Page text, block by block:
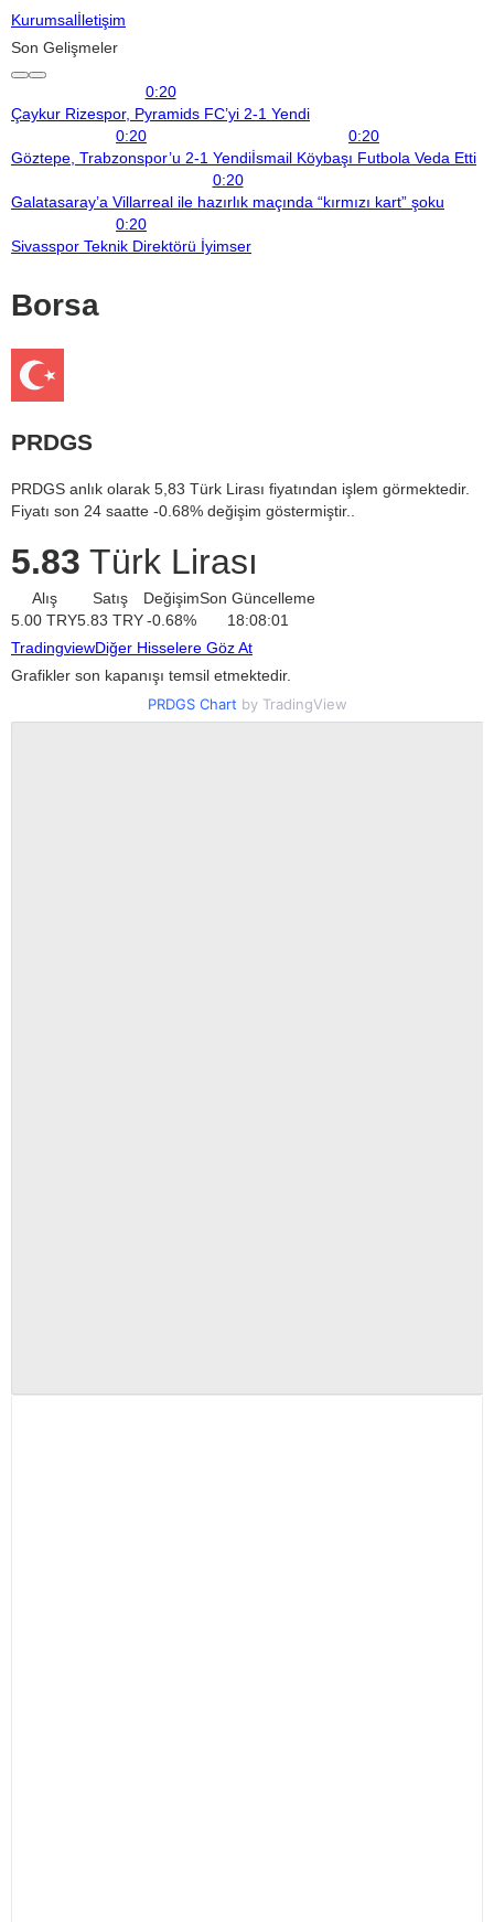
Kurumsalİletişim
Son Gelişmeler
0:20
Çaykur Rizespor, Pyramids FC’yi 2-1 Yendi
0:20
Göztepe, Trabzonspor’u 2-1 Yendi
0:20
İsmail Köybaşı Futbola Veda Etti
0:20
Galatasaray’a Villarreal ile hazırlık maçında “kırmızı kart” şoku
0:20
Sivasspor Teknik Direktörü İyimser
Borsa
PRDGS
PRDGS anlık olarak 5,83 Türk Lirası fiyatından işlem görmektedir.
Fiyatı son 24 saatte -0.68% değişim göstermiştir..
5.83 Türk Lirası
Alış
5.00 TRY
Satış
5.83 TRY
Değişim
-0.68%
Son Güncelleme
18:08:01
TradingviewDiğer Hisselere Göz At
Grafikler son kapanışı temsil etmektedir.
PRDGS Chart by TradingView